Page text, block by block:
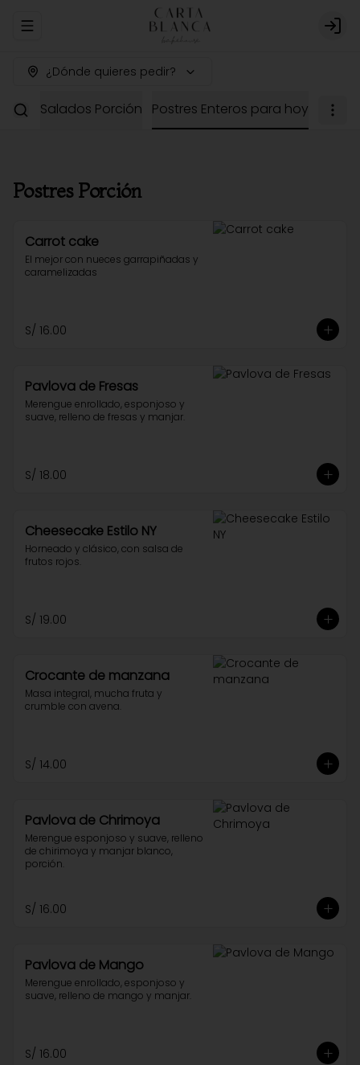
Abrir menu de navegación
¿Dónde quieres pedir?
Salados Porción Postres Enteros para hoy
Postres Porción
Carrot cake
El mejor con nueces garrapiñadas y
caramelizadas
S/ 16.00
Pavlova de Fresas
Merengue enrollado, esponjoso y
suave, relleno de fresas y manjar.
S/ 18.00
Cheesecake Estilo NY
Horneado y clásico, con salsa de
frutos rojos.
S/ 19.00
Crocante de manzana
Masa integral, mucha fruta y
crumble con avena.
S/ 14.00
Pavlova de Chrimoya
Merengue esponjoso y suave, relleno
de chirimoya y manjar blanco,
porción.
S/ 16.00
Pavlova de Mango
Merengue enrollado, esponjoso y
suave, relleno de mango y manjar.
S/ 16.00